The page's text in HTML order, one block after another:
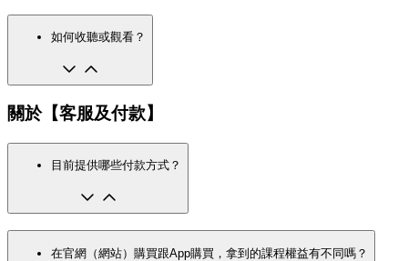
如何收聽或觀看？
關於【客服及付款】
目前提供哪些付款方式？
在官網（網站）購買跟App購買，拿到的課程權益有不同嗎？